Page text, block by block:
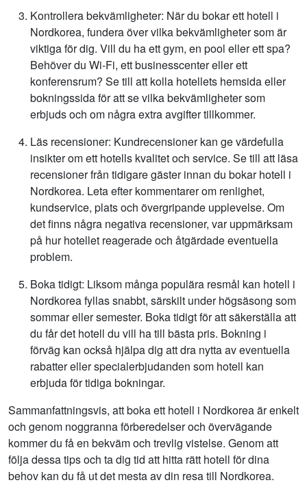
Kontrollera bekvämligheter: När du bokar ett hotell i
Nordkorea, fundera över vilka bekvämligheter som är
viktiga för dig. Vill du ha ett gym, en pool eller ett spa?
Behöver du Wi-Fi, ett businesscenter eller ett
konferensrum? Se till att kolla hotellets hemsida eller
bokningssida för att se vilka bekvämligheter som
erbjuds och om några extra avgifter tillkommer.
Läs recensioner: Kundrecensioner kan ge värdefulla
insikter om ett hotells kvalitet och service. Se till att läsa
recensioner från tidigare gäster innan du bokar hotell i
Nordkorea. Leta efter kommentarer om renlighet,
kundservice, plats och övergripande upplevelse. Om
det finns några negativa recensioner, var uppmärksam
på hur hotellet reagerade och åtgärdade eventuella
problem.
Boka tidigt: Liksom många populära resmål kan hotell i
Nordkorea fyllas snabbt, särskilt under högsäsong som
sommar eller semester. Boka tidigt för att säkerställa att
du får det hotell du vill ha till bästa pris. Bokning i
förväg kan också hjälpa dig att dra nytta av eventuella
rabatter eller specialerbjudanden som hotell kan
erbjuda för tidiga bokningar.
Sammanfattningsvis, att boka ett hotell i Nordkorea är enkelt
och genom noggranna förberedelser och övervägande
kommer du få en bekväm och trevlig vistelse. Genom att
följa dessa tips och ta dig tid att hitta rätt hotell för dina
behov kan du få ut det mesta av din resa till Nordkorea.